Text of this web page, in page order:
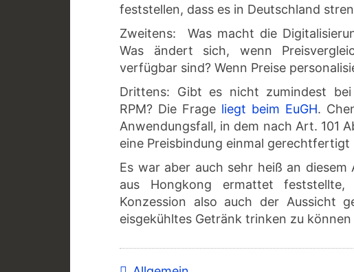
feststellen, dass es in Deutschland
Zweitens: Was macht die
Was ändert sich, wenn
verfügbar sind? Wenn Preise
Drittens: Gibt es nicht zumindest
RPM? Die Frage liegt beim EuGH.
Anwendungsfall, in dem nach Art. 101
eine Preisbindung einmal gerechtfertigt
Es war aber auch sehr heiß an
aus Hongkong ermattet
Konzession also auch der Aussicht
eisgekühltes Getränk trinken zu